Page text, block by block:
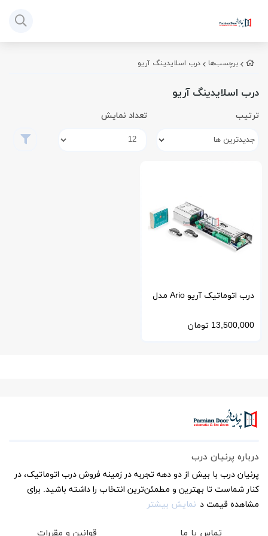
برچسب‌ها درب اسلایدینگ آریو
درب اسلایدینگ آریو
ترتیب تعداد نمایش
درب اتوماتیک آریو Ario مدل
PS024 با کلید تاچ Wifi
13,500,000 تومان
درباره پرنیان درب
پرنیان درب با بیش از دو دهه تجربه در زمینه فروش درب اتوماتیک، در
کنار شماست تا بهترین و مطمئن‌ترین انتخاب را داشته باشید. برای
مشاهده قیمت د نمایش بیشتر
تماس با ما قوانین و مقررات